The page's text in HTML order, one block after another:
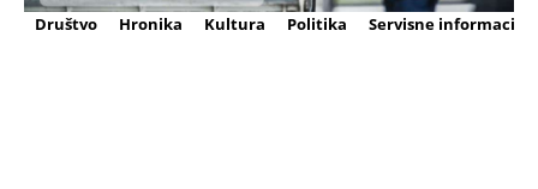
Društvo Hronika Kultura Politika Servisne informacije